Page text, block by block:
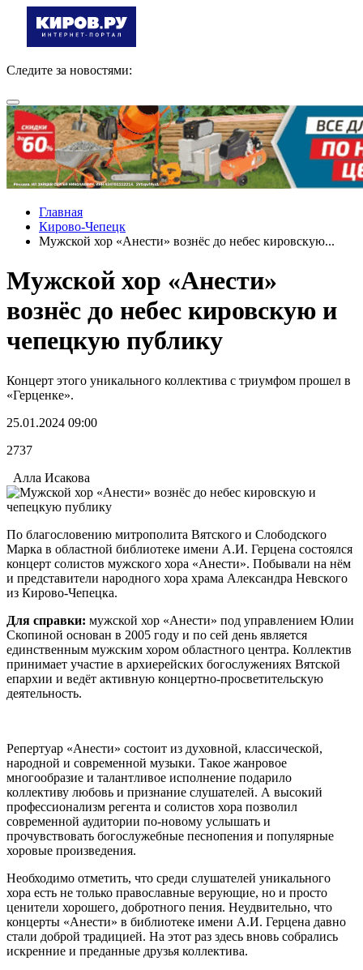
Следите за новостями:
Главная
Кирово-Чепецк
Мужской хор «Анести» вознёс до небес кировскую...
Мужской хор «Анести»
вознёс до небес кировскую и
чепецкую публику
Концерт этого уникального коллектива с триумфом прошел в
«Герценке».
25.01.2024 09:00
2737
Алла Исакова
По благословению митрополита Вятского и Слободского
Марка в областной библиотеке имени А.И. Герцена состоялся
концерт солистов мужского хора «Анести». Побывали на нём
и представители народного хора храма Александра Невского
из Кирово-Чепецка.
Для справки: мужской хор «Анести» под управлением Юлии
Скопиной основан в 2005 году и по сей день является
единственным мужским хором областного центра. Коллектив
принимает участие в архиерейских богослужениях Вятской
епархии и ведёт активную концертно-просветительскую
деятельность.
Репертуар «Анести» состоит из духовной, классической,
народной и современной музыки. Такое жанровое
многообразие и талантливое исполнение подарило
коллективу любовь и признание слушателей. А высокий
профессионализм регента и солистов хора позволил
современной аудитории по-новому услышать и
прочувствовать богослужебные песнопения и популярные
хоровые произведения.
Необходимо отметить, что среди слушателей уникального
хора есть не только православные верующие, но и просто
ценители хорошего, добротного пения. Неудвительно, что
концерты «Анести» в библиотеке имени А.И. Герцена давно
стали доброй традицией. На этот раз здесь вновь собрались
искренние и преданные друзья коллектива.